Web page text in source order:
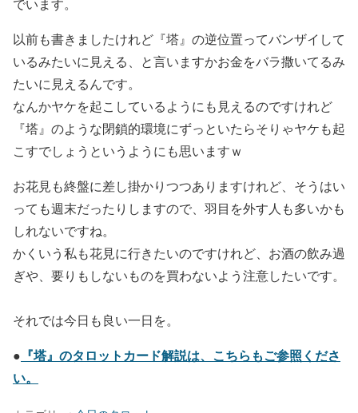
でいます。
以前も書きましたけれど『塔』の逆位置ってバンザイして
いるみたいに見える、と言いますかお金をバラ撒いてるみ
たいに見えるんです。
なんかヤケを起こしているようにも見えるのですけれど
『塔』のような閉鎖的環境にずっといたらそりゃヤケも起
こすでしょうというようにも思いますｗ
お花見も終盤に差し掛かりつつありますけれど、そうはい
っても週末だったりしますので、羽目を外す人も多いかも
しれないですね。
かくいう私も花見に行きたいのですけれど、お酒の飲み過
ぎや、要りもしないものを買わないよう注意したいです。
それでは今日も良い一日を。
● 『塔』のタロットカード解説は、こちらもご参照くださ
い。